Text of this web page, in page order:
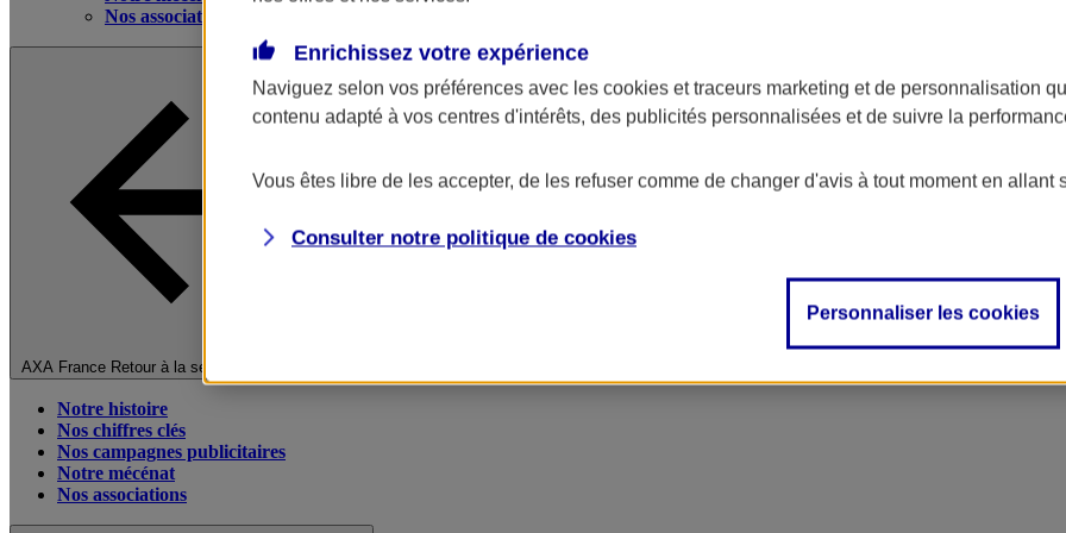
Nos associations
AXA France Retour à la section précédente
Notre histoire
Nos chiffres clés
Nos campagnes publicitaires
Notre mécénat
Nos associations
Enrichissez votre expérience
Naviguez selon vos préférences avec les cookies et traceurs marketing et de personnalisation
contenu adapté à vos centres d'intérêts, des publicités personnalisées et de suivre la
Vous êtes libre de les accepter, de les refuser comme de changer d'avis à tout moment en allant
Consulter notre politique de cookies
Personnaliser les cookies